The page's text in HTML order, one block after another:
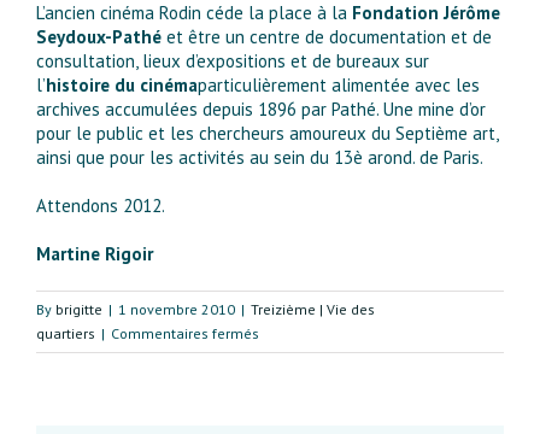
L’ancien cinéma Rodin céde la place à la Fondation Jérôme
Seydoux-Pathé et être un centre de documentation et de
consultation, lieux d’expositions et de bureaux sur
l’histoire du cinémaparticulièrement alimentée avec les
archives accumulées depuis 1896 par Pathé. Une mine d’or
pour le public et les chercheurs amoureux du Septième art,
ainsi que pour les activités au sein du 13è arond. de Paris.
Attendons 2012.
Martine Rigoir
By brigitte | 1 novembre 2010 | Treizième | Vie des
quartiers | Commentaires fermés
Le